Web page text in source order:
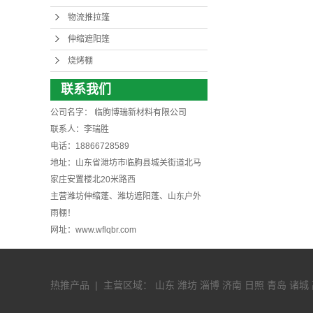
物流推拉篷
伸缩遮阳篷
烧烤棚
联系我们
公司名字： 临朐博瑞新材料有限公司
联系人：李瑞胜
电话：18866728589
地址：山东省潍坊市临朐县城关街道北马
家庄安置楼北20米路西
主营潍坊伸缩蓬、潍坊遮阳蓬、山东户外
雨棚！
网址：www.wflqbr.com
热推产品 | 主营区域： 山东 潍坊 淄博 济南 日照 青岛 诸城